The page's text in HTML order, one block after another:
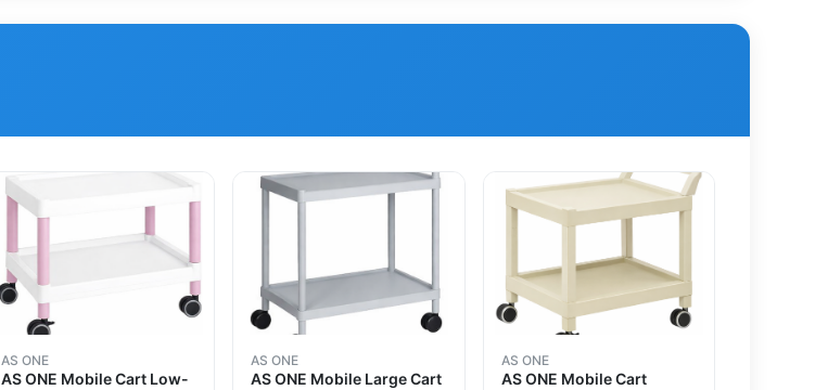
AS ONE
AS ONE Mobile Cart Low-
AS ONE
AS ONE Mobile Large Cart
AS ONE
AS ONE Mobile Cart